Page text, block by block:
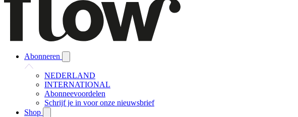
Abonneren
NEDERLAND
INTERNATIONAL
Abonneevoordelen
Schrijf je in voor onze nieuwsbrief
Shop